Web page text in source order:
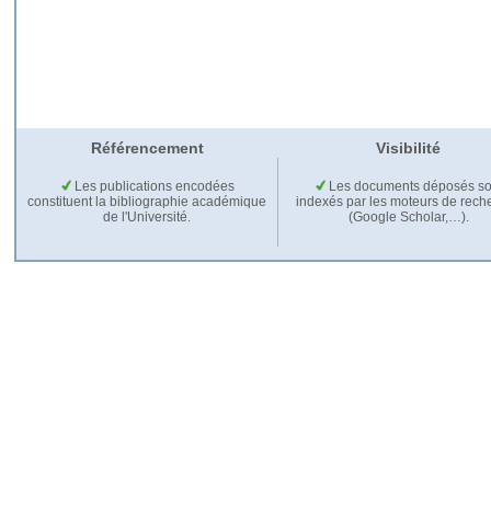
Référencement Visibilité
Les publications encodées
constituent la bibliographie académique
de l'Université.
Les documents déposés
indexés par les moteurs de
(Google Scholar,…).